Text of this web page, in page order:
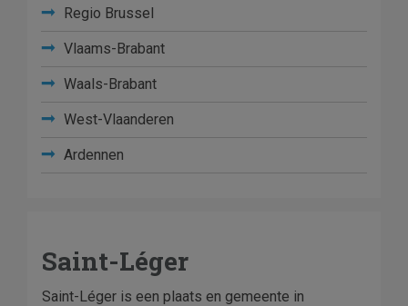
Regio Brussel
Vlaams-Brabant
Waals-Brabant
West-Vlaanderen
Ardennen
Saint-Léger
Saint-Léger is een plaats en gemeente in